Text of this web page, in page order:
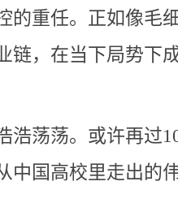
的重任。正如像毛
链，在当下局势下
浩荡荡。或许再过
中国高校里走出的